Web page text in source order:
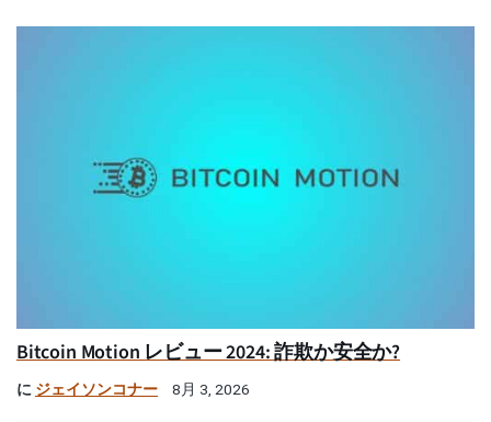
Bitcoin Motion レビュー 2024: 詐欺か安全か?
に ジェイソンコナー 8月 3, 2026